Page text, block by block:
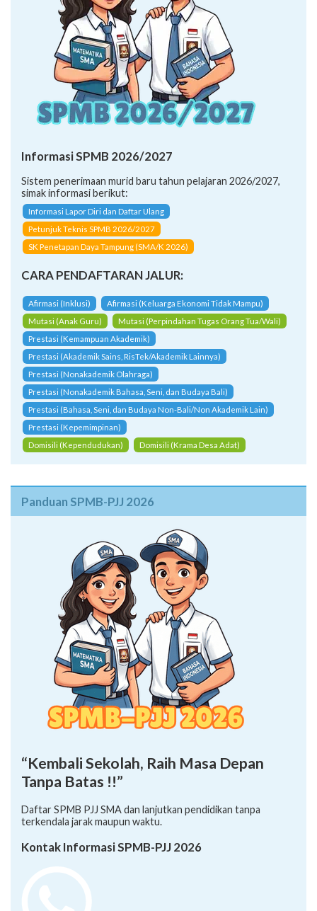
Informasi SPMB 2026/2027
Sistem penerimaan murid baru tahun pelajaran 2026/2027,
simak informasi berikut:
Informasi Lapor Diri dan Daftar Ulang
Petunjuk Teknis SPMB 2026/2027
SK Penetapan Daya Tampung (SMA/K 2026)
CARA PENDAFTARAN JALUR:
Afirmasi (Inklusi)
Afirmasi (Keluarga Ekonomi Tidak Mampu)
Mutasi (Anak Guru)
Mutasi (Perpindahan Tugas Orang Tua/Wali)
Prestasi (Kemampuan Akademik)
Prestasi (Akademik Sains, RisTek/Akademik Lainnya)
Prestasi (Nonakademik Olahraga)
Prestasi (Nonakademik Bahasa, Seni, dan Budaya Bali)
Prestasi (Bahasa, Seni, dan Budaya Non-Bali/Non Akademik Lain)
Prestasi (Kepemimpinan)
Domisili (Kependudukan)
Domisili (Krama Desa Adat)
Panduan SPMB-PJJ 2026
“Kembali Sekolah, Raih Masa Depan
Tanpa Batas !!”
Daftar SPMB PJJ SMA dan lanjutkan pendidikan tanpa
terkendala jarak maupun waktu.
Kontak Informasi SPMB-PJJ 2026